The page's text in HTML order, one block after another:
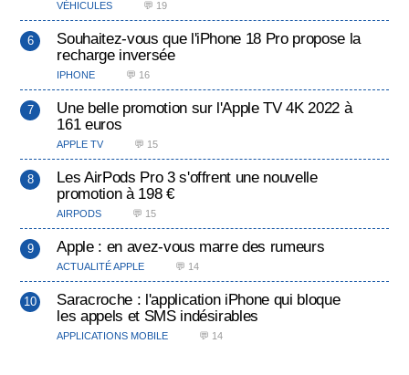
VÉHICULES 💬 19
Souhaitez-vous que l'iPhone 18 Pro propose la
recharge inversée
IPHONE 💬 16
Une belle promotion sur l'Apple TV 4K 2022 à
161 euros
APPLE TV 💬 15
Les AirPods Pro 3 s'offrent une nouvelle
promotion à 198 €
AIRPODS 💬 15
Apple : en avez-vous marre des rumeurs
ACTUALITÉ APPLE 💬 14
Saracroche : l'application iPhone qui bloque
les appels et SMS indésirables
APPLICATIONS MOBILE 💬 14